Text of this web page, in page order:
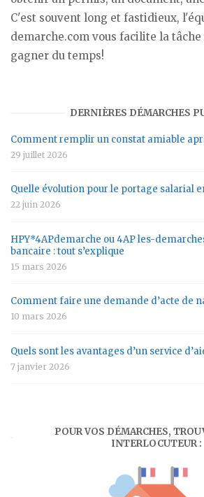
C'est souvent long et fastidieux,
demarche.com vous facilite la
gagner du temps!
DERNIÈRES DÉMARCHES
Comment remplir un constat amiable
29 juillet 2026
Quelle évolution pour le portage salarial
22 juin 2026
HPY*4APdemarche ou 4AP les-
bancaire : tout s’explique
15 mars 2026
Comment faire une demande d’acte de
10 mars 2026
Quels sont les avantages d’un service
7 janvier 2026
POUR VOS DÉMARCHES,
INTERLOCUTEUR :